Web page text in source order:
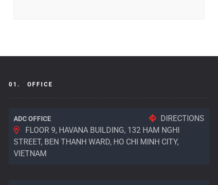
01. OFFICE
ADC OFFICE
DIRECTIONS
FLOOR 9, HAVANA BUILDING, 132 HAM NGHI
STREET, BEN THANH WARD, HO CHI MINH CITY,
VIETNAM